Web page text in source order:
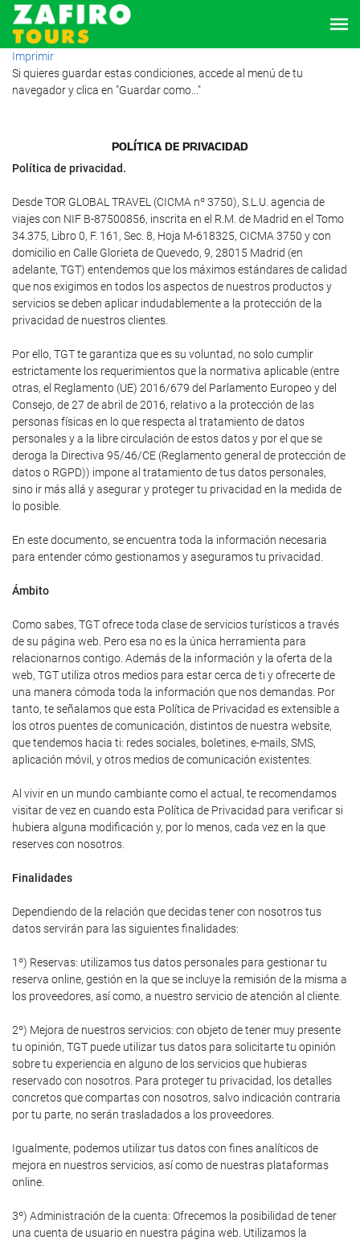
Imprimir
Si quieres guardar estas condiciones, accede al menú de tu
navegador y clica en "Guardar como..."
POLÍTICA DE PRIVACIDAD
Política de privacidad.
Desde TOR GLOBAL TRAVEL (CICMA nº 3750), S.L.U. agencia de
viajes con NIF B-87500856, inscrita en el R.M. de Madrid en el Tomo
34.375, Libro 0, F. 161, Sec. 8, Hoja M-618325, CICMA 3750 y con
domicilio en Calle Glorieta de Quevedo, 9, 28015 Madrid (en
adelante, TGT) entendemos que los máximos estándares de calidad
que nos exigimos en todos los aspectos de nuestros productos y
servicios se deben aplicar indudablemente a la protección de la
privacidad de nuestros clientes.
Por ello, TGT te garantiza que es su voluntad, no solo cumplir
estrictamente los requerimientos que la normativa aplicable (entre
otras, el Reglamento (UE) 2016/679 del Parlamento Europeo y del
Consejo, de 27 de abril de 2016, relativo a la protección de las
personas físicas en lo que respecta al tratamiento de datos
personales y a la libre circulación de estos datos y por el que se
deroga la Directiva 95/46/CE (Reglamento general de protección de
datos o RGPD)) impone al tratamiento de tus datos personales,
sino ir más allá y asegurar y proteger tu privacidad en la medida de
lo posible.
En este documento, se encuentra toda la información necesaria
para entender cómo gestionamos y aseguramos tu privacidad.
Ámbito
Como sabes, TGT ofrece toda clase de servicios turísticos a través
de su página web. Pero esa no es la única herramienta para
relacionarnos contigo. Además de la información y la oferta de la
web, TGT utiliza otros medios para estar cerca de ti y ofrecerte de
una manera cómoda toda la información que nos demandas. Por
tanto, te señalamos que esta Política de Privacidad es extensible a
los otros puentes de comunicación, distintos de nuestra website,
que tendemos hacia ti: redes sociales, boletines, e-mails, SMS,
aplicación móvil, y otros medios de comunicación existentes.
Al vivir en un mundo cambiante como el actual, te recomendamos
visitar de vez en cuando esta Política de Privacidad para verificar si
hubiera alguna modificación y, por lo menos, cada vez en la que
reserves con nosotros.
Finalidades
Dependiendo de la relación que decidas tener con nosotros tus
datos servirán para las siguientes finalidades:
1º) Reservas: utilizamos tus datos personales para gestionar tu
reserva online, gestión en la que se incluye la remisión de la misma a
los proveedores, así como, a nuestro servicio de atención al cliente.
2º) Mejora de nuestros servicios: con objeto de tener muy presente
tu opinión, TGT puede utilizar tus datos para solicitarte tu opinión
sobre tu experiencia en alguno de los servicios que hubieras
reservado con nosotros. Para proteger tu privacidad, los detalles
concretos que compartas con nosotros, salvo indicación contraria
por tu parte, no serán trasladados a los proveedores.
Igualmente, podemos utilizar tus datos con fines analíticos de
mejora en nuestros servicios, así como de nuestras plataformas
online.
3º) Administración de la cuenta: Ofrecemos la posibilidad de tener
una cuenta de usuario en nuestra página web. Utilizamos la